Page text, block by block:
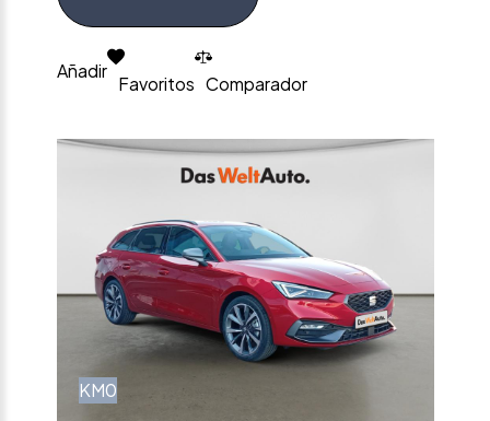
Añadir
Favoritos Comparador
KM0